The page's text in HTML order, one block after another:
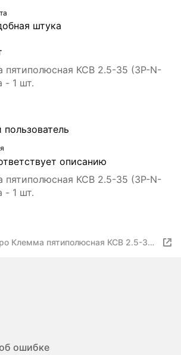
штука
КСВ 2.5-35 (3P-N-
- 1 шт.
описанию
КСВ 2.5-35 (3P-N-
- 1 шт.
Клемма пятиполюсная КСВ 2.5-35
ошибке